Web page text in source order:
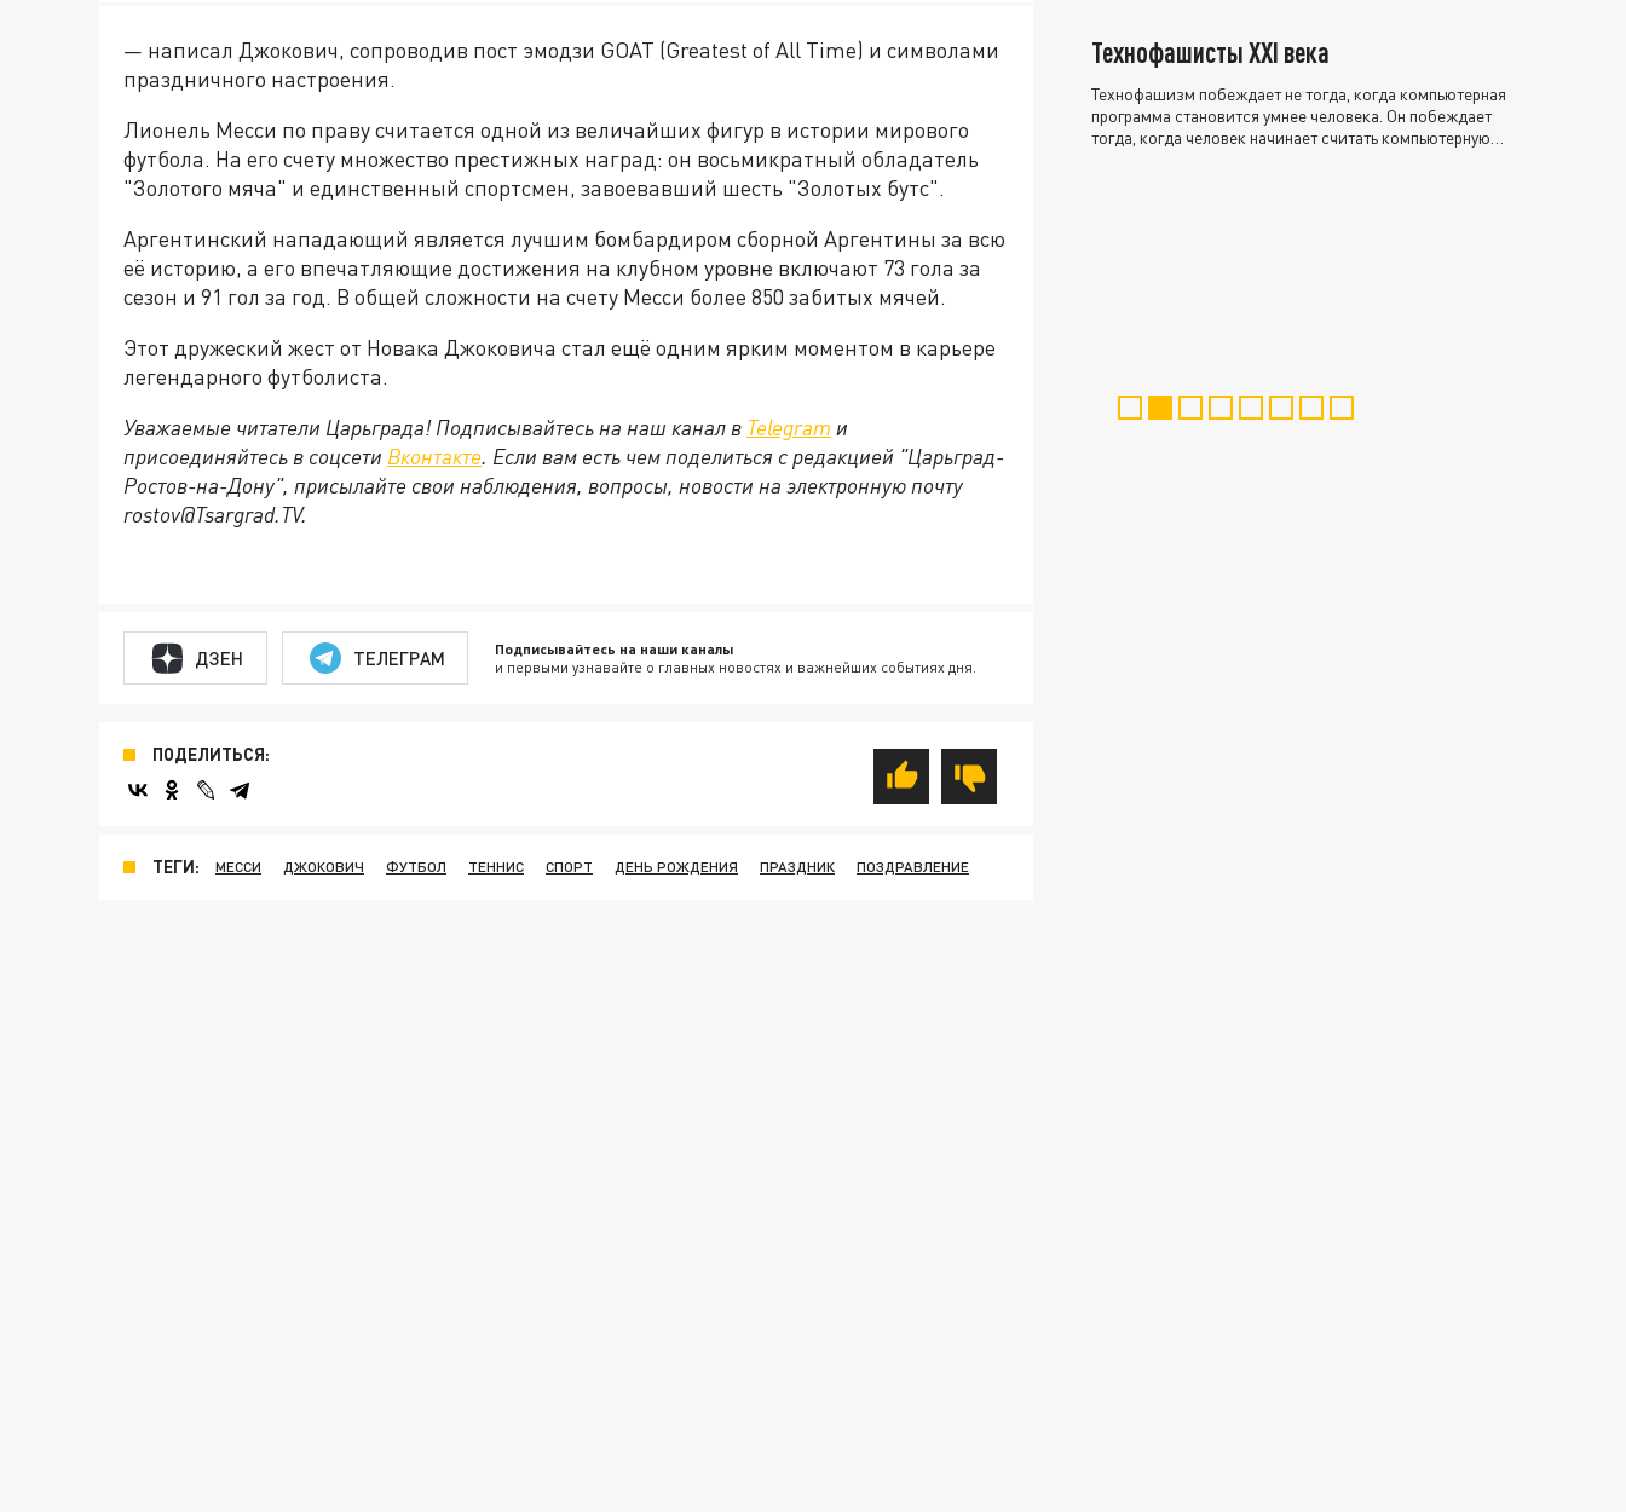
— написал Джокович, сопроводив пост эмодзи GOAT (Greatest of All Time) и символами
праздничного настроения.
Лионель Месси по праву считается одной из величайших фигур в истории мирового
футбола. На его счету множество престижных наград: он восьмикратный обладатель
"Золотого мяча" и единственный спортсмен, завоевавший шесть "Золотых бутс".
Аргентинский нападающий является лучшим бомбардиром сборной Аргентины за всю
её историю, а его впечатляющие достижения на клубном уровне включают 73 гола за
сезон и 91 гол за год. В общей сложности на счету Месси более 850 забитых мячей.
Этот дружеский жест от Новака Джоковича стал ещё одним ярким моментом в карьере
легендарного футболиста.
Уважаемые читатели Царьграда! Подписывайтесь на наш канал в Telegram и
присоединяйтесь в соцсети Вконтакте. Если вам есть чем поделиться с редакцией "Царьград-
Ростов-на-Дону", присылайте свои наблюдения, вопросы, новости на электронную почту
rostov@Tsargrad.ТV.
ДЗЕН ТЕЛЕГРАМ Подписывайтесь на наши каналы
и первыми узнавайте о главных новостях и важнейших событиях дня.
ПОДЕЛИТЬСЯ:
ТЕГИ: МЕССИ ДЖОКОВИЧ ФУТБОЛ ТЕННИС СПОРТ ДЕНЬ РОЖДЕНИЯ ПРАЗДНИК ПОЗДРАВЛЕНИЕ
Технофашисты XXI века
Технофашизм побеждает не тогда, когда компьютерная
программа становится умнее человека. Он побеждает
тогда, когда человек начинает считать компьютерную